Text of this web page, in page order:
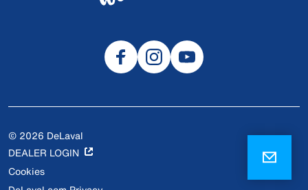
© 2026 DeLaval
DEALER LOGIN
Cookies